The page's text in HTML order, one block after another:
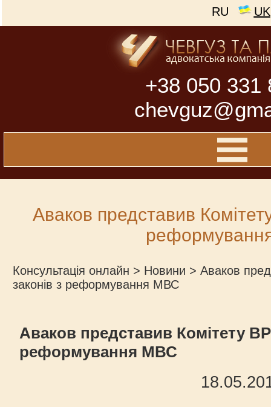
RU UK
+38 050 331
Аваков представив
Консультація онлайн > Новини > Аваков
законів з реформування МВС
Аваков представив Комітету ВР
реформування МВС